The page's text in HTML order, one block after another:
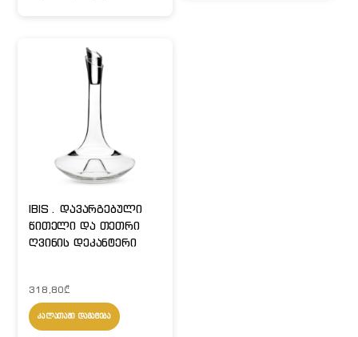
IBIS . დავარგებული
წითელი და თეთრი
ღვინის დეკანტერი
318,80₾
ᲙᲐᲚᲐᲗᲐᲨᲘ ᲓᲐᲛᲐᲢᲔᲑᲐ